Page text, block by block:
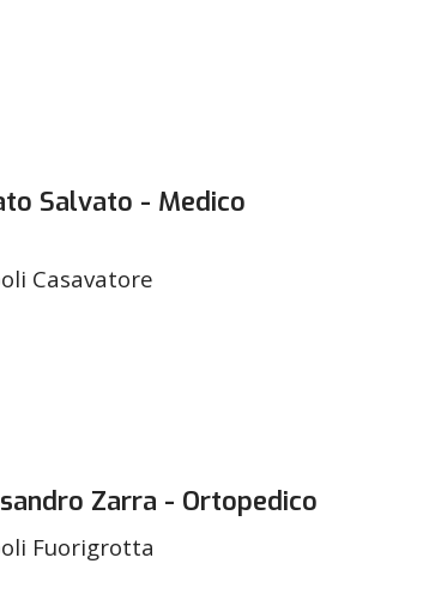
Salvato - Medico
Casavatore
Zarra - Ortopedico
Fuorigrotta